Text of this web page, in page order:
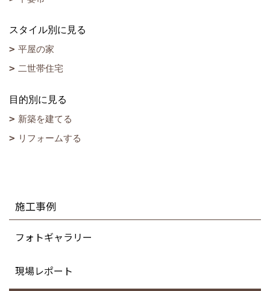
スタイル別に見る
平屋の家
二世帯住宅
目的別に見る
新築を建てる
リフォームする
施工事例
フォトギャラリー
現場レポート